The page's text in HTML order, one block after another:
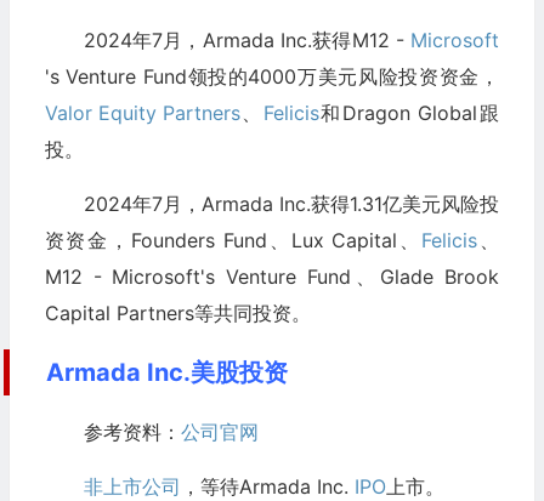
2024年7月，Armada Inc.获得M12 - Microsoft
's Venture Fund领投的4000万美元风险投资资金，
Valor Equity Partners、 Felicis和Dragon Global跟
投。
2024年7月，Armada Inc.获得1.31亿美元风险投
资资金，Founders Fund、Lux Capital、 Felicis 、
M12 - Microsoft's Venture Fund、Glade Brook
Capital Partners等共同投资。
Armada Inc.美股投资
参考资料： 公司官网
非上市公司 ，等待Armada Inc. IPO上市。